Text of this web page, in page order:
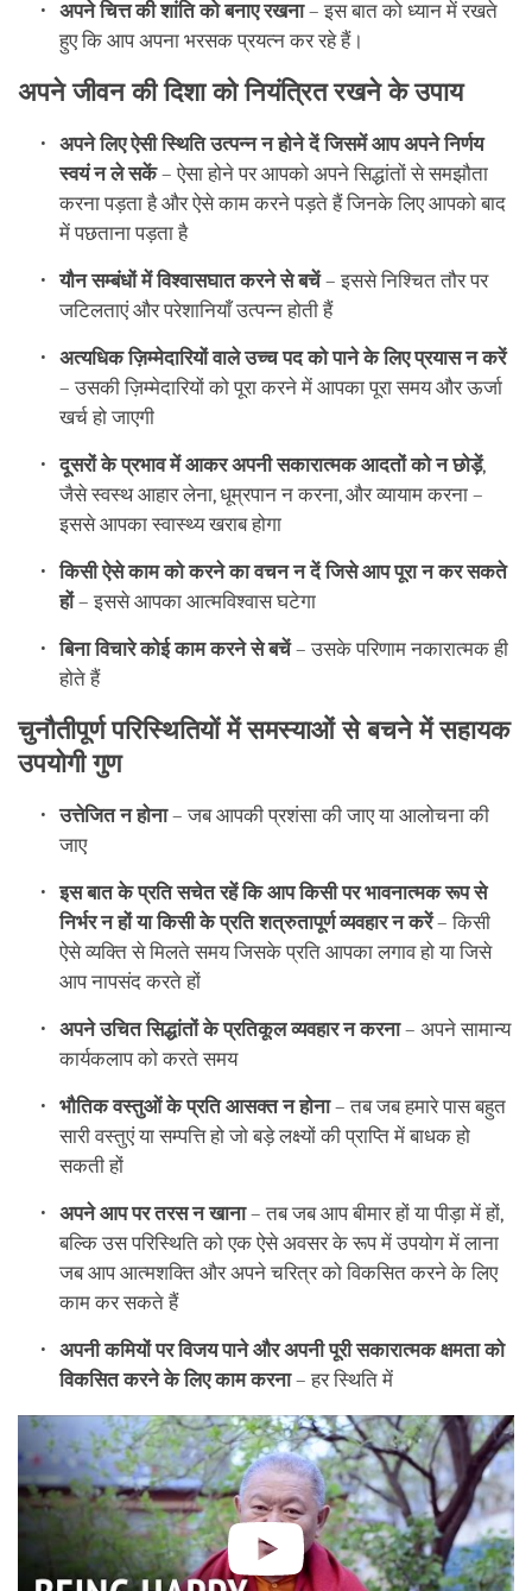
अपने चित्त की शांति को बनाए रखना– इस बात को ध्यान में रखते
हुए कि आप अपना भरसक प्रयत्न कर रहे हैं।
अपने जीवन की दिशा को नियंत्रित रखने के उपाय
अपने लिए ऐसी स्थिति उत्पन्न न होने दें जिसमें आप अपने निर्णय
स्वयं न ले सकें– ऐसा होने पर आपको अपने सिद्धांतों से समझौता
करना पड़ता है और ऐसे काम करने पड़ते हैं जिनके लिए आपको बाद
में पछताना पड़ता है
यौन सम्बंधों में विश्वासघात करने से बचें– इससे निश्चित तौर पर
जटिलताएं और परेशानियाँ उत्पन्न होती हैं
अत्यधिक ज़िम्मेदारियों वाले उच्च पद को पाने के लिए प्रयास न करें
– उसकी ज़िम्मेदारियों को पूरा करने में आपका पूरा समय और ऊर्जा
खर्च हो जाएगी
दूसरों के प्रभाव में आकर अपनी सकारात्मक आदतों को न छोड़ें,
जैसे स्वस्थ आहार लेना, धूम्रपान न करना, और व्यायाम करना –
इससे आपका स्वास्थ्य खराब होगा
किसी ऐसे काम को करने का वचन न दें जिसे आप पूरा न कर सकते
हों– इससे आपका आत्मविश्वास घटेगा
बिना विचारे कोई काम करने से बचें– उसके परिणाम नकारात्मक ही
होते हैं
चुनौतीपूर्ण परिस्थितियों में समस्याओं से बचने में सहायक
उपयोगी गुण
उत्तेजित न होना– जब आपकी प्रशंसा की जाए या आलोचना की
जाए
इस बात के प्रति सचेत रहें कि आप किसी पर भावनात्मक रूप से
निर्भर न हों या किसी के प्रति शत्रुतापूर्ण व्यवहार न करें– किसी
ऐसे व्यक्ति से मिलते समय जिसके प्रति आपका लगाव हो या जिसे
आप नापसंद करते हों
अपने उचित सिद्धांतों के प्रतिकूल व्यवहार न करना– अपने सामान्य
कार्यकलाप को करते समय
भौतिक वस्तुओं के प्रति आसक्त न होना– तब जब हमारे पास बहुत
सारी वस्तुएं या सम्पत्ति हो जो बड़े लक्ष्यों की प्राप्ति में बाधक हो
सकती हों
अपने आप पर तरस न खाना– तब जब आप बीमार हों या पीड़ा में हों,
बल्कि उस परिस्थिति को एक ऐसे अवसर के रूप में उपयोग में लाना
जब आप आत्मशक्ति और अपने चरित्र को विकसित करने के लिए
काम कर सकते हैं
अपनी कमियों पर विजय पाने और अपनी पूरी सकारात्मक क्षमता को
विकसित करने के लिए काम करना– हर स्थिति में